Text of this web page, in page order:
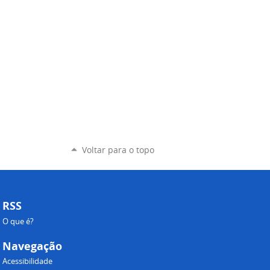
Voltar para o topo
RSS
O que é?
Navegação
Acessibilidade